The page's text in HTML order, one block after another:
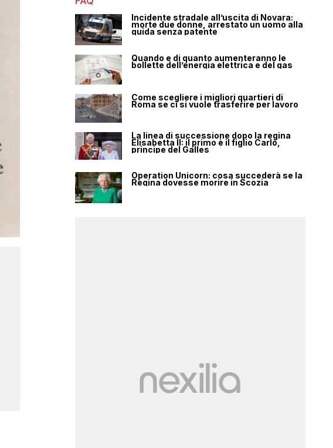
Incidente stradale all’uscita di Novara:
morte due donne, arrestato un uomo alla
guida senza patente
Quando e di quanto aumenteranno le
bollette dell’energia elettrica e del gas
Come scegliere i migliori quartieri di
Roma se ci si vuole trasferire per lavoro
La linea di successione dopo la regina
Elisabetta II: il primo è il figlio Carlo,
principe del Galles
Operation Unicorn: cosa succederà se la
Regina dovesse morire in Scozia